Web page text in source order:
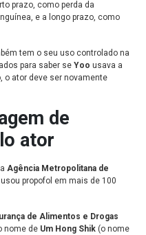
prazo, como perda da
e a longo prazo, como
tem o seu uso controlado na
para saber se Yoo usava a
o ator deve ser novamente
de
ator
Agência Metropolitana de
usou propofol em mais de 100
de Alimentos e Drogas
nome de Um Hong Shik (o nome